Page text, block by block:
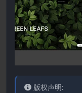
版权声明: